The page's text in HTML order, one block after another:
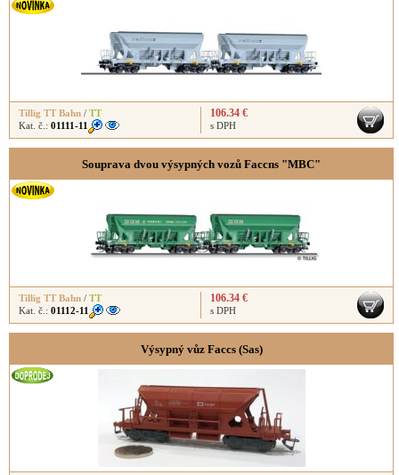
Tillig TT Bahn / TT
Kat. č.: 01111-11
106.34 €
s DPH
Souprava dvou výsypných vozů Faccns "MBC"
Tillig TT Bahn / TT
Kat. č.: 01112-11
106.34 €
s DPH
Výsypný vůz Faccs (Sas)